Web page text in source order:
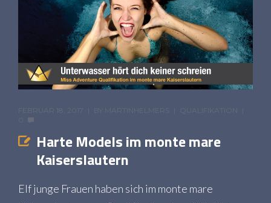
FEBRUAR 18, 2017 BY MARTINHELMERS
QUALIFIKATION
Harte Models im monte mare
Kaiserslautern
Elf junge Frauen haben sich im monte mare